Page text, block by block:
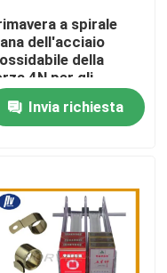
a spirale
dell'acciaio
della
4N per gli
della
del
Invia richiesta